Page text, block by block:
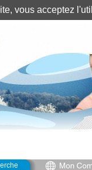
vous acceptez